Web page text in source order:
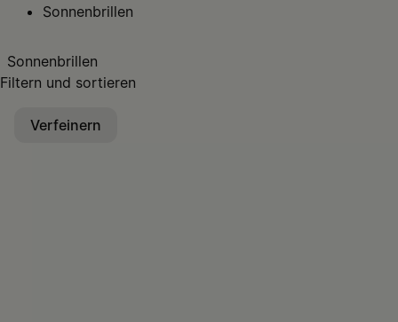
Sonnenbrillen
Sonnenbrillen
Filtern und sortieren
Verfeinern